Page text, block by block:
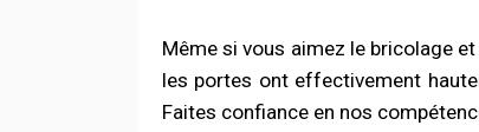
Même si vous aimez le bricolage
les portes ont effectivement
Faites confiance en nos